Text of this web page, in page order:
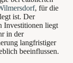
, für die
ist. Der
Investitionen liegt
in der
langfristiger
beeinflussen.